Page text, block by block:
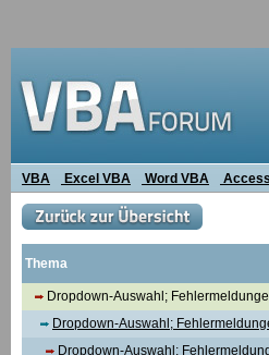
VBA Excel VBA Word VBA
Thema
Dropdown-Auswahl;
Dropdown-Auswahl;
Dropdown-Auswahl;